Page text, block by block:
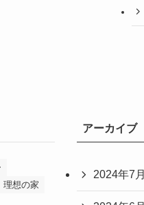
理想の家
アーカイブ
2024年7月